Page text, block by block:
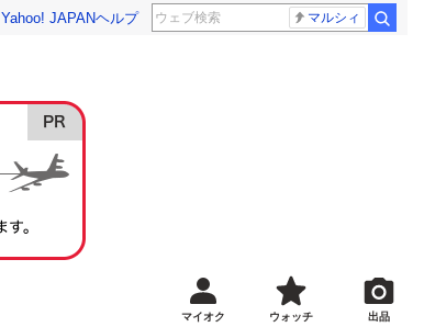
Yahoo! JAPANヘルプ マルシィ
マイオク ウォッチ 出品